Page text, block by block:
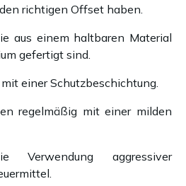
richtigen Offset haben.
aus einem haltbaren Material
gefertigt sind.
einer Schutzbeschichtung.
regelmäßig mit einer milden
Verwendung aggressiver